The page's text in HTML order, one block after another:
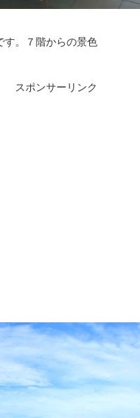
す。７階からの景色
スポンサーリンク